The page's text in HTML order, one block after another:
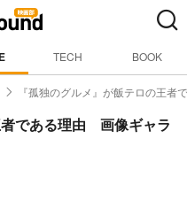
TECH BOOK
『孤独のグルメ』が飯テロの王者
者である理由 画像ギャラ